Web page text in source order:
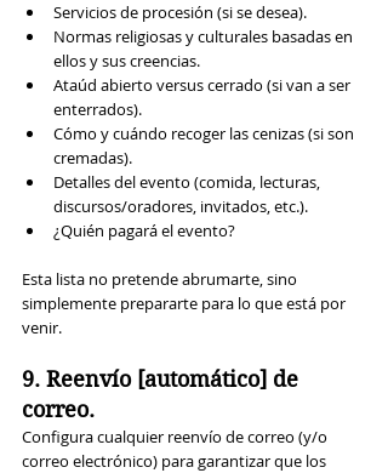
Servicios de procesión (si se desea).
Normas religiosas y culturales basadas en
ellos y sus creencias.
Ataúd abierto versus cerrado (si van a ser
enterrados).
Cómo y cuándo recoger las cenizas (si son
cremadas).
Detalles del evento (comida, lecturas,
discursos/oradores, invitados, etc.).
¿Quién pagará el evento?
Esta lista no pretende abrumarte, sino
simplemente prepararte para lo que está por
venir.
9. Reenvío [automático] de
correo.
Configura cualquier reenvío de correo (y/o
correo electrónico) para garantizar que los